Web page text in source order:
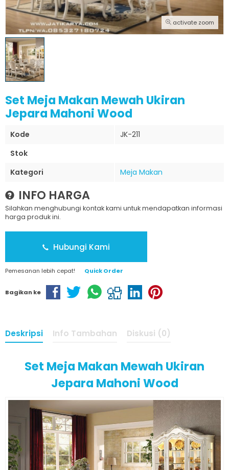
activate zoom
Set Meja Makan Mewah Ukiran
Jepara Mahoni Wood
Kode
JK-211
Stok
Kategori
Meja Makan
INFO HARGA
Silahkan menghubungi kontak kami untuk mendapatkan informasi
harga produk ini.
Hubungi Kami
Pemesanan lebih cepat! Quick Order
Bagikan ke
Deskripsi Info Tambahan Diskusi (0)
Set Meja Makan Mewah Ukiran
Jepara Mahoni Wood